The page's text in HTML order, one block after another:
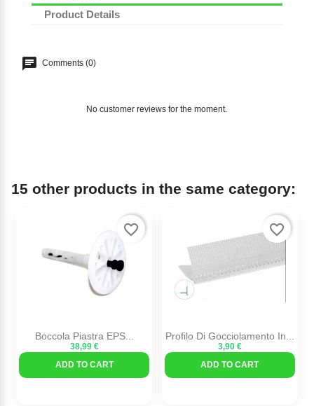
Product Details
Comments (0)
No customer reviews for the moment.
15 other products in the same category:
Boccola Piastra EPS...
38,99 €
ADD TO CART
favorite_border
Profilo Di Gocciolamento In...
3,90 €
ADD TO CART
favorite_border